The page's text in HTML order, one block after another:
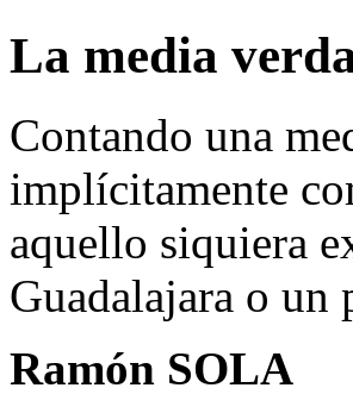
La media
Contando una
implícitamente
aquello siquiera
Guadalajara o un
Ramón SOLA